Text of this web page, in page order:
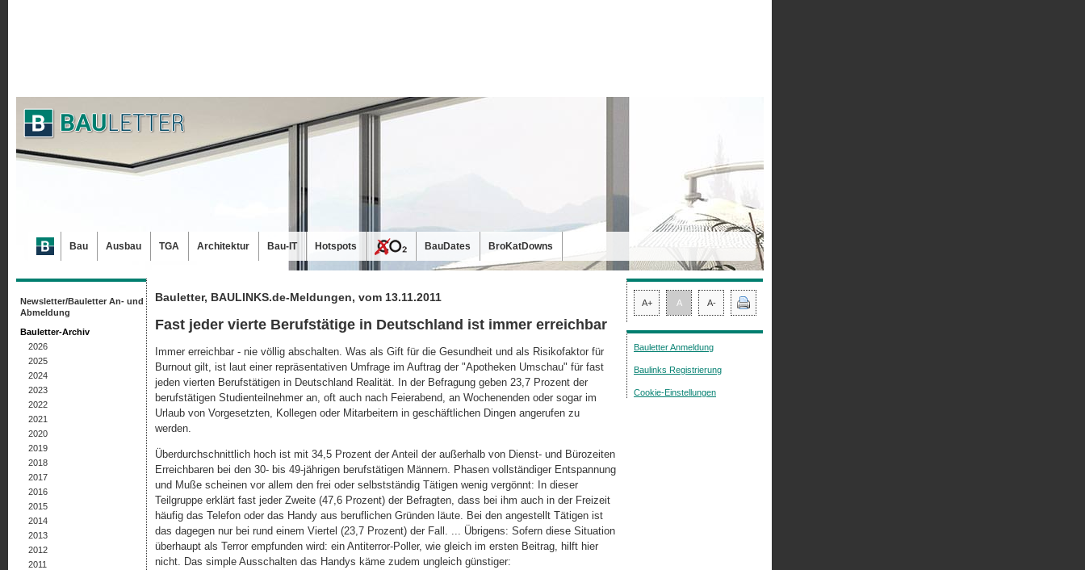
Bauletter, BAULINKS.de-Meldungen, vom 13.11.2011
Fast jeder vierte Berufstätige in Deutschland ist immer erreichbar
Immer erreichbar - nie völlig abschalten. Was als Gift für die Gesundheit und als Risikofaktor für
Burnout gilt, ist laut einer repräsentativen Umfrage im Auftrag der "Apotheken Umschau" für fast
jeden vierten Berufstätigen in Deutschland Realität. In der Befragung geben 23,7 Prozent der
berufstätigen Studienteilnehmer an, oft auch nach Feierabend, an Wochenenden oder sogar im
Urlaub von Vorgesetzten, Kollegen oder Mitarbeitern in geschäftlichen Dingen angerufen zu
werden.
Überdurchschnittlich hoch ist mit 34,5 Prozent der Anteil der außerhalb von Dienst- und Bürozeiten
Erreichbaren bei den 30- bis 49-jährigen berufstätigen Männern. Phasen vollständiger Entspannung
und Muße scheinen vor allem den frei oder selbstständig Tätigen wenig vergönnt: In dieser
Teilgruppe erklärt fast jeder Zweite (47,6 Prozent) der Befragten, dass bei ihm auch in der Freizeit
häufig das Telefon oder das Handy aus beruflichen Gründen läute. Bei den angestellt Tätigen ist
das dagegen nur bei rund einem Viertel (23,7 Prozent) der Fall. ... Übrigens: Sofern diese Situation
überhaupt als Terror empfunden wird: ein Antiterror-Poller, wie gleich im ersten Beitrag, hilft hier
nicht. Das simple Ausschalten das Handys käme zudem ungleich günstiger:
Newsletter/Bauletter An- und
Abmeldung
Bauletter-Archiv
2026
2025
2024
2023
2022
2021
2020
2019
2018
2017
2016
2015
2014
2013
2012
2011
A+ A A-
Bauletter Anmeldung
Baulinks Registrierung
Cookie-Einstellungen
Bau Ausbau TGA Architektur Bau-IT Hotspots BauDates BroKatDowns